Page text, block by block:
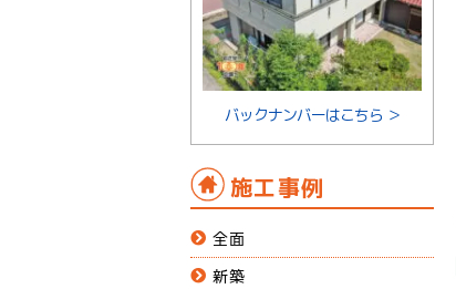
バックナンバーはこちら ＞
施工事例
全面
新築